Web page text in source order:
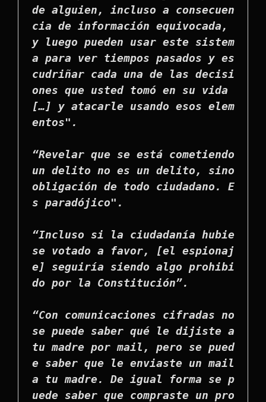
de alguien, incluso a consecuen
cia de información equivocada,
y luego pueden usar este sistem
a para ver tiempos pasados y es
cudriñar cada una de las decisi
ones que usted tomó en su vida
[…] y atacarle usando esos elem
entos".
“Revelar que se está cometiendo
un delito no es un delito, sino
obligación de todo ciudadano. E
s paradójico".
“Incluso si la ciudadanía hubie
se votado a favor, [el espionaj
e] seguiría siendo algo prohibi
do por la Constitución”.
“Con comunicaciones cifradas no
se puede saber qué le dijiste a
tu madre por mail, pero se pued
e saber que le enviaste un mail
a tu madre. De igual forma se p
uede saber que compraste un pro